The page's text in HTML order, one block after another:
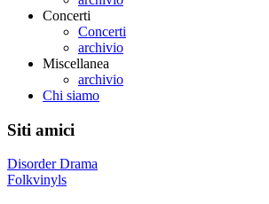
Concerti
Concerti
archivio
Miscellanea
archivio
Chi siamo
Siti amici
Disorder Drama
Folkvinyls